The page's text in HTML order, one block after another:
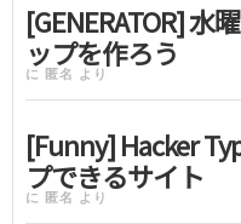
[GENERATOR] 水
ップを作ろう
に 匿名 より
[Funny] Hacker
プできるサイト
に 匿名 より